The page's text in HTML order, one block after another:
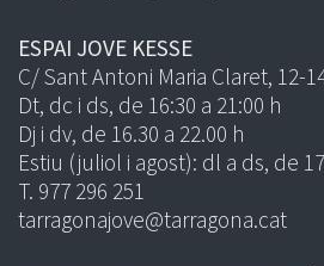
ESPAI JOVE KESSE
C/ Sant Antoni Maria Claret, 12-
Dt, dc i ds, de 16:30 a 21:00 h
Dj i dv, de 16.30 a 22.00 h
Estiu (juliol i agost): dl a ds, de
T. 977 296 251
tarragonajove@tarragona.cat